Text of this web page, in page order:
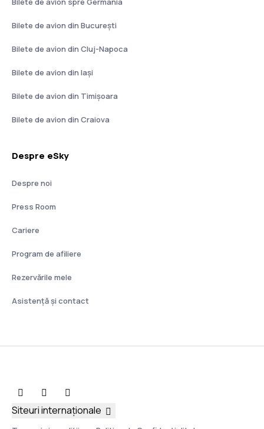
Bilete de avion din București
Bilete de avion din Cluj-Napoca
Bilete de avion din Iași
Bilete de avion din Timișoara
Bilete de avion din Craiova
Despre eSky
Despre noi
Press Room
Cariere
Program de afiliere
Rezervările mele
Asistenţă şi contact
Siteuri internaționale